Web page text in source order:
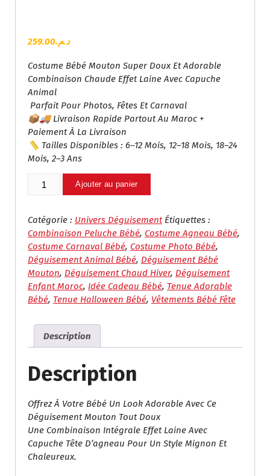
د.م.259.00
Costume Bébé Mouton Super Doux Et Adorable
Combinaison Chaude Effet Laine Avec Capuche
Animal
Parfait Pour Photos, Fêtes Et Carnaval
📦🚚 Livraison Rapide Partout Au Maroc +
Paiement À La Livraison
📏 Tailles Disponibles : 6–12 Mois, 12–18 Mois, 18–24
Mois, 2–3 Ans
Quantité
Bébé
Mouton
–
Costume
Agneau
Doux
Avec
Ajouter au panier
Catégorie : Univers Déguisement Étiquettes :
Combinaison Peluche Bébé, Costume Agneau Bébé,
Costume Carnaval Bébé, Costume Photo Bébé,
Déguisement Animal Bébé, Déguisement Bébé
Mouton, Déguisement Chaud Hiver, Déguisement
Enfant Maroc, Idée Cadeau Bébé, Tenue Adorable
Bébé, Tenue Halloween Bébé, Vêtements Bébé Fête
Description
Description
Offrez À Votre Bébé Un Look Adorable Avec Ce
Déguisement Mouton Tout Doux
Une Combinaison Intégrale Effet Laine Avec
Capuche Tête D’agneau Pour Un Style Mignon Et
Chaleureux.